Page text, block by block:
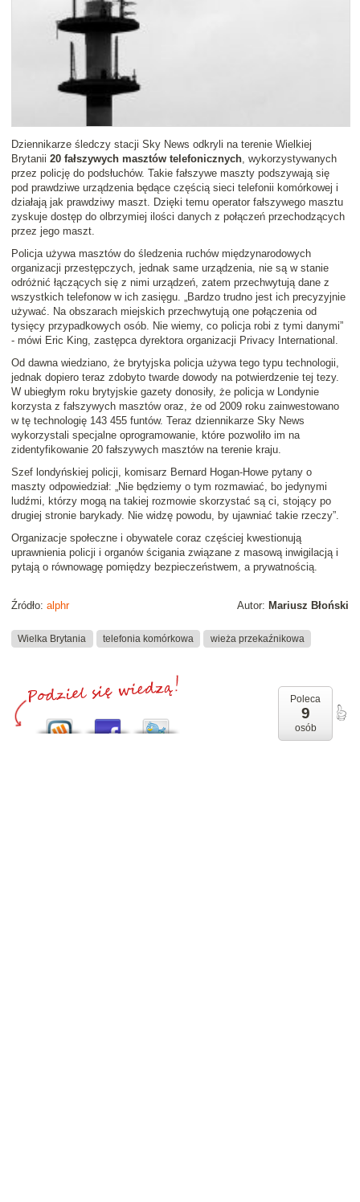
Dziennikarze śledczy stacji Sky News odkryli na terenie Wielkiej
Brytanii 20 fałszywych masztów telefonicznych, wykorzystywanych
przez policję do podsłuchów. Takie fałszywe maszty podszywają się
pod prawdziwe urządzenia będące częścią sieci telefonii komórkowej i
działają jak prawdziwy maszt. Dzięki temu operator fałszywego masztu
zyskuje dostęp do olbrzymiej ilości danych z połączeń przechodzących
przez jego maszt.
Policja używa masztów do śledzenia ruchów międzynarodowych
organizacji przestępczych, jednak same urządzenia, nie są w stanie
odróżnić łączących się z nimi urządzeń, zatem przechwytują dane z
wszystkich telefonow w ich zasięgu. „Bardzo trudno jest ich precyzyjnie
używać. Na obszarach miejskich przechwytują one połączenia od
tysięcy przypadkowych osób. Nie wiemy, co policja robi z tymi danymi”
- mówi Eric King, zastępca dyrektora organizacji Privacy International.
Od dawna wiedziano, że brytyjska policja używa tego typu technologii,
jednak dopiero teraz zdobyto twarde dowody na potwierdzenie tej tezy.
W ubiegłym roku brytyjskie gazety donosiły, że policja w Londynie
korzysta z fałszywych masztów oraz, że od 2009 roku zainwestowano
w tę technologię 143 455 funtów. Teraz dziennikarze Sky News
wykorzystali specjalne oprogramowanie, które pozwoliło im na
zidentyfikowanie 20 fałszywych masztów na terenie kraju.
Szef londyńskiej policji, komisarz Bernard Hogan-Howe pytany o
maszty odpowiedział: „Nie będziemy o tym rozmawiać, bo jedynymi
ludźmi, którzy mogą na takiej rozmowie skorzystać są ci, stojący po
drugiej stronie barykady. Nie widzę powodu, by ujawniać takie rzeczy”.
Organizacje społeczne i obywatele coraz częściej kwestionują
uprawnienia policji i organów ścigania związane z masową inwigilacją i
pytają o równowagę pomiędzy bezpieczeństwem, a prywatnością.
Autor: Mariusz Błoński
Źródło: alphr
Wielka Brytania telefonia komórkowa wieża przekaźnikowa
Poleca
9
osób